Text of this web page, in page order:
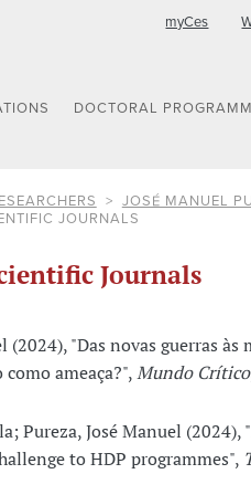
myCes
DOCTORAL
JOSÉ MANUEL
JOURNALS
Journals
(2024), "Das novas guerras às
ameaça?",Mundo Crítico
Pureza, José Manuel (2024),
to HDP programmes",